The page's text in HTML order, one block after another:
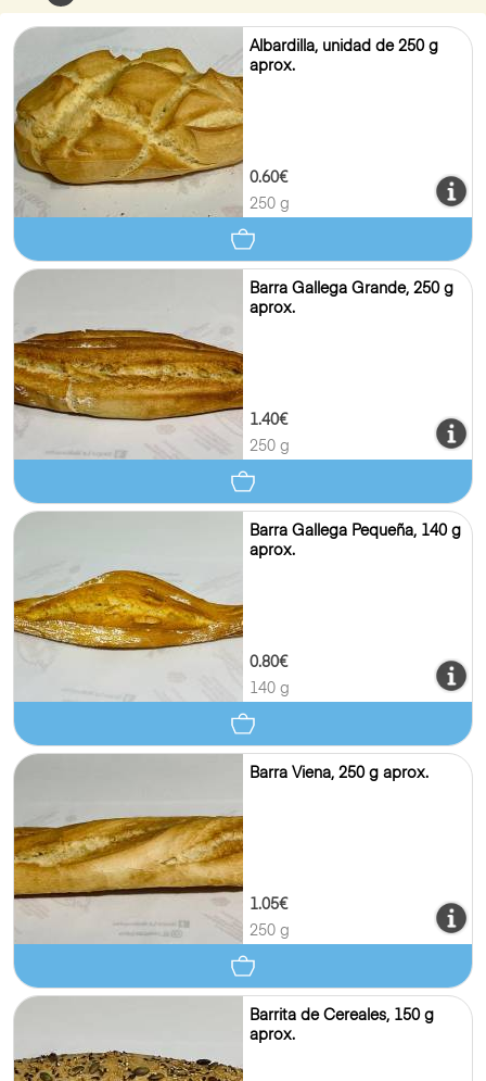
Albardilla, unidad de 250 g
aprox.
0.60€
250 g
Barra Gallega Grande, 250 g
aprox.
1.40€
250 g
Barra Gallega Pequeña, 140 g
aprox.
0.80€
140 g
Barra Viena, 250 g aprox.
1.05€
250 g
Barrita de Cereales, 150 g
aprox.